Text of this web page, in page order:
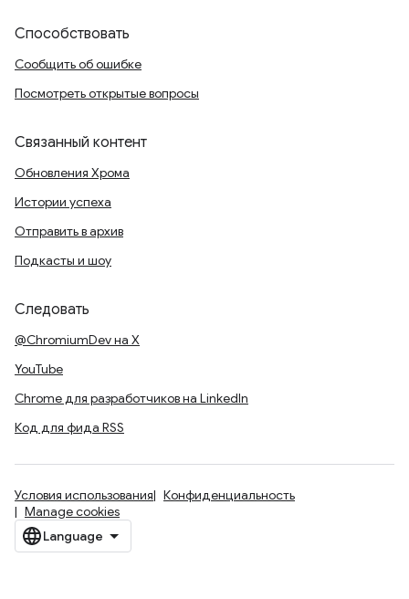
Способствовать
Сообщить об ошибке
Посмотреть открытые вопросы
Связанный контент
Обновления Хрома
Истории успеха
Отправить в архив
Подкасты и шоу
Следовать
@ChromiumDev на X
YouTube
Chrome для разработчиков на LinkedIn
Код для фида RSS
Условия использования
Конфиденциальность
Manage cookies